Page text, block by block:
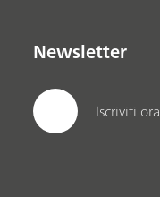
Newsletter
Iscriviti ora